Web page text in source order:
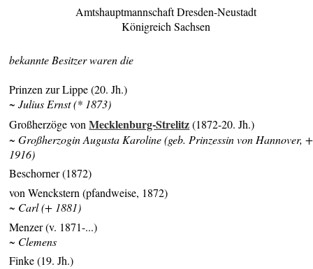
Amtshauptmannschaft Dresden-Neustadt
Königreich Sachsen
bekannte Besitzer waren die
Prinzen zur Lippe (20. Jh.)
~ Julius Ernst (* 1873)
Großherzöge vonMecklenburg-Strelitz(1872-20. Jh.)
~ Großherzogin Augusta Karoline (geb. Prinzessin von Hannover, +
1916)
Beschorner (1872)
von Wenckstern (pfandweise, 1872)
~ Carl (+ 1881)
Menzer (v. 1871-...)
~ Clemens
Finke (19. Jh.)